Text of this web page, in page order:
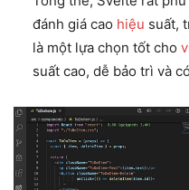
đánh giá cao hiệu suất,
là một lựa chọn tốt cho
suất cao, dễ bảo trì và